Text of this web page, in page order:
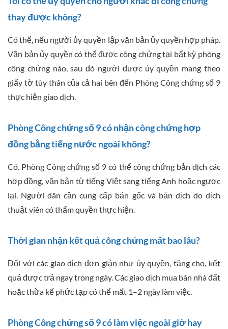
thay được không?
Có thể, nếu người ủy quyền lập văn bản ủy quyền hợp pháp.
Văn bản ủy quyền có thể được công chứng tại bất kỳ phòng
công chứng nào, sau đó người được ủy quyền mang theo
giấy tờ tùy thân của cả hai bên đến Phòng Công chứng số 9
thực hiện giao dịch.
Phòng Công chứng số 9 có nhận công chứng hợp
đồng bằng tiếng nước ngoài không?
Có. Phòng Công chứng số 9 có thể công chứng bản dịch các
hợp đồng, văn bản từ tiếng Việt sang tiếng Anh hoặc ngược
lại. Người dân cần cung cấp bản gốc và bản dịch do dịch
thuật viên có thẩm quyền thực hiện.
Thời gian nhận kết quả công chứng mất bao lâu?
Đối với các giao dịch đơn giản như ủy quyền, tặng cho, kết
quả được trả ngay trong ngày. Các giao dịch mua bán nhà đất
hoặc thừa kế phức tạp có thể mất 1–2 ngày làm việc.
Phòng Công chứng số 9 có làm việc ngoài giờ hay